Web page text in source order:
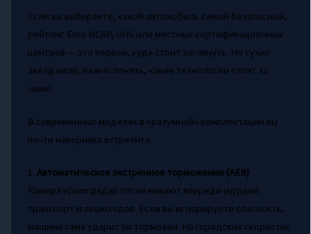
Если вы выбираете, какой автомобиль самый безопасный,
рейтинг Euro NCAP, IIHS или местных сертификационных
центров — это первое, куда стоит заглянуть. Но сухих
звёзд мало, важно понять, какие технологии стоят за
ними.
В современных моделях в «разумной» комплектации вы
почти наверняка встретите:
1. Автоматическое экстренное торможение (AEB)
Камера и/или радар отслеживают впереди идущий
транспорт и пешеходов. Если вы игнорируете опасность,
машина сама ударит по тормозам. На городских скоростях